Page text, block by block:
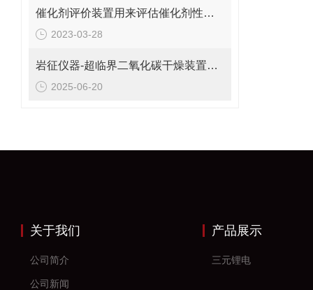
催化剂评价装置用来评估催化剂性能的方法包括哪些？
2023-03-28
岩征仪器-超临界二氧化碳干燥装置解决方案
2025-06-20
关于我们
公司简介
公司新闻
产品展示
三元锂电